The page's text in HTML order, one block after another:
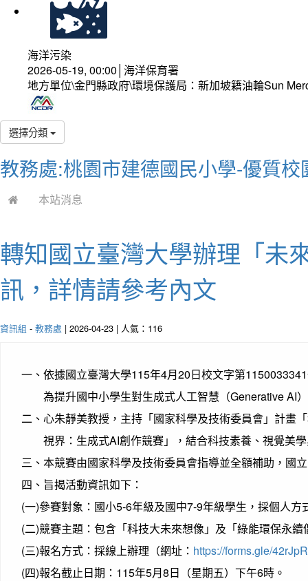
海洋污染
2026-05-19, 00:00│海洋保育署
地方單位\金門縣政府\環境保護局：新加坡籍油輪Sun
選擇分類
教務處:桃園市建德國民小學-優質校
本站消息
轉知國立臺灣大學辦理「未
訊，詳情請參考內文
資訊組 - 教務處 | 2026-04-23 | 人氣：116
一、 依據國立臺灣大學115年4月20日校文字第
二、
為提升國中小學生對生成式人工智慧（Generative AI
心朱靜美教授，主持「國家科學及技術委員會」計畫
視界：生成式AI創作競賽」，結合科技素養、視覺美
三、 本競賽由國家科學及技術委員會指導並全額補助，國
四、 旨揭活動資訊如下：
(一)參賽對象：國小5-6年級及國中7-9年級學生，採個人方
(二)競賽主題：包含「科技大未來想像」及「綠能環保永
(三)報名方式：採線上辦理（網址： https://forms.gle/
(四)報名截止日期：115年5月8日（星期五）下午6時。